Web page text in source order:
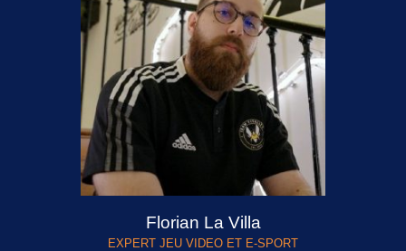
Florian La Villa
EXPERT JEU VIDEO ET E-SPORT